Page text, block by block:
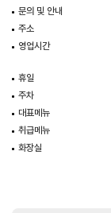
문의 및 안내
주소
영업시간
휴일
주차
대표메뉴
취급메뉴
화장실